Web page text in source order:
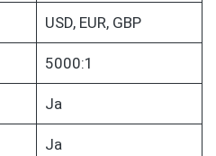
USD, EUR, GBP
5000:1
Ja
Ja